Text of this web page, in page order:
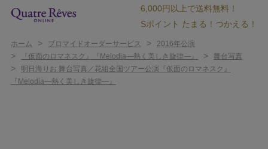
6,000円以上で送料無料！
Sポイント たまる！つかえる！
ホーム > ブロマイドオーダーサービス > 2016年公演
> 『仮面のロマネスク』『Melodia―熱く美しき旋律―』 > 舞台写真
>
明日海りお 舞台写真／花組全国ツアー公演『仮面のロマネスク』
『Melodia―熱く美しき旋律―』